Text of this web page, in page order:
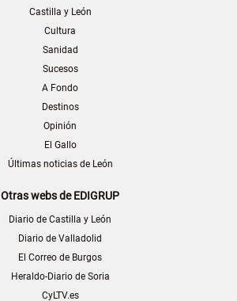
Castilla y León
Cultura
Sanidad
Sucesos
A Fondo
Destinos
Opinión
El Gallo
Últimas noticias de León
Otras webs de EDIGRUP
Diario de Castilla y León
Diario de Valladolid
El Correo de Burgos
Heraldo-Diario de Soria
CyLTV.es